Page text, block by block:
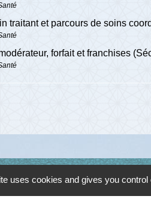
traitant et parcours de soins
forfait et franchises
uses cookies and gives you